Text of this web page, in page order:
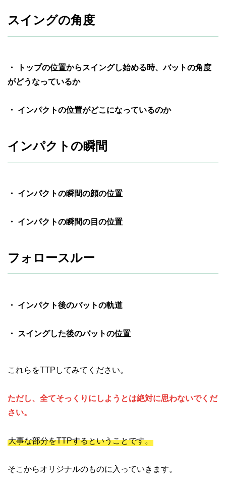
スイングの角度
・ トップの位置からスイングし始める時、バットの角度
がどうなっているか
・ インパクトの位置がどこになっているのか
インパクトの瞬間
・ インパクトの瞬間の顔の位置
・ インパクトの瞬間の目の位置
フォロースルー
・ インパクト後のバットの軌道
・ スイングした後のバットの位置
これらをTTPしてみてください。
ただし、全てそっくりにしようとは絶対に思わないでくだ
さい。
大事な部分をTTPするということです。
そこからオリジナルのものに入っていきます。